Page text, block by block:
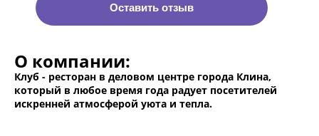
Оставить отзыв
О компании:
Клуб - ресторан в деловом центре города Клина,
который в любое время года радует посетителей
искренней атмосферой уюта и тепла.